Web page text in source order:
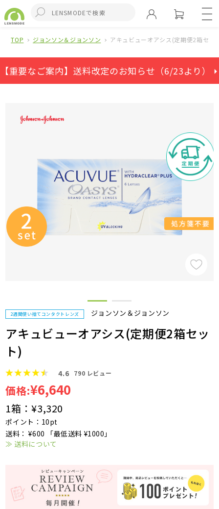
TOP ジョンソン＆ジョンソン アキュビューオアシス(定期便2箱セッ
【重要なご案内】送料改定のお知らせ（6/23より） ⏵
2週間使い捨てコンタクトレンズ ジョンソン＆ジョンソン
アキュビューオアシス(定期便2箱セッ
ト)
4.6 790 レビュー
価格:¥6,640
1箱：¥3,320
ポイント：10pt
送料： ¥600 「最低送料 ¥1000」
≫ 送料について